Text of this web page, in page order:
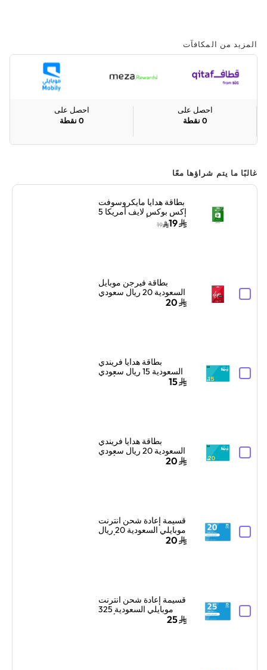
المزيد من المكافآت
احصل على
0 نقطة
احصل على
0 نقطة
غالبًا ما يتم شراؤها معًا
بطاقة هدايا مايكروسوفت
إكس بوكس لايف أمريكا 5
دولار أمريكي إرسال
البطاقة الرقمية بالبريد
19
19
بطاقة فيرجن موبايل
السعودية 20 ريال سعودي
إرسال الرمز الرقمي20
بطاقة هدايا فريندي
السعودية 15 ريال سعودي
15
بطاقة هدايا فريندي
السعودية 20 ريال سعودي
20
قسيمة إعادة شحن انترنت
موبايلي السعودية 20 ريال
20
قسيمة إعادة شحن انترنت
موبايلي السعودية 325
25